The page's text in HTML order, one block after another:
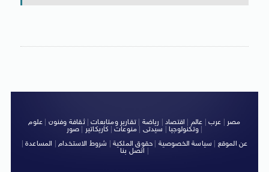
مصر عرب عالم اقتصاد رياضة |تقارير ومتابعات|ثقافة وفنون
علوم
وتكنولوجيا| سيدتى منوعات كاريكاتير صور
|
عن الموقع
سياسة الخصوصية حقوق الملكية شروط الاستخدام| المساعدة|
اتصل بنا